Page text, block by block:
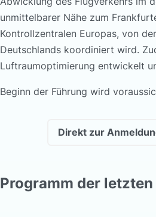
unmittelbarer Nähe zum
Kontrollzentralen Europas, von
Deutschlands koordiniert wird.
Luftraumoptimierung entwickelt
Beginn der Führung wird
Direkt zur
Programm der